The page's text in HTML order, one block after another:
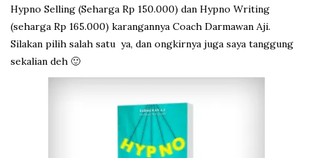
Hypno Selling (Seharga Rp 150.000) dan Hypno Writing
(seharga Rp 165.000) karangannya Coach Darmawan Aji.
Silakan pilih salah satu ya, dan ongkirnya juga saya tanggung
sekalian deh 🙂